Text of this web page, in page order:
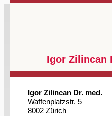
Igor Zilincan
Igor Zilincan Dr. med.
Waffenplatzstr. 5
8002 Zürich